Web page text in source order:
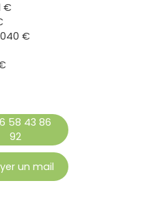
€
€
58 43 86
92
un mail